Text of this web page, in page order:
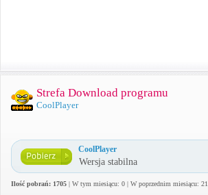
Strefa Download programu
CoolPlayer
CoolPlayer
Wersja stabilna
Ilość pobrań: 1705 | W tym miesiącu: 0 | W poprzednim miesiącu: 21